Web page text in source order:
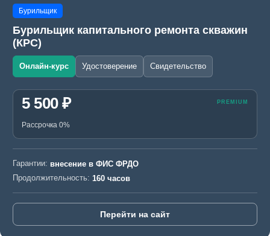
Бурильщик
Бурильщик капитального ремонта скважин
(КРС)
Онлайн-курс Удостоверение Свидетельство
5 500 ₽
Рассрочка 0%
Гарантии: внесение в ФИС ФРДО
Продолжительность: 160 часов
Перейти на сайт